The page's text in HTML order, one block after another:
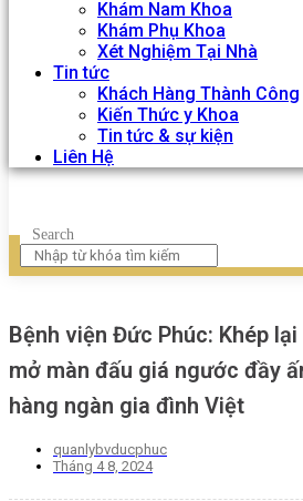
Khám Nam Khoa
Khám Phụ Khoa
Xét Nghiệm Tại Nhà
Tin tức
Khách Hàng Thành Công
Kiến Thức y Khoa
Tin tức & sự kiện
Liên Hệ
Search
Bệnh viện Đức Phúc: Khép
mở màn đấu giá ngước đầy
hàng ngàn gia đình Việt
quanlybvducphuc
Tháng 4 8, 2024